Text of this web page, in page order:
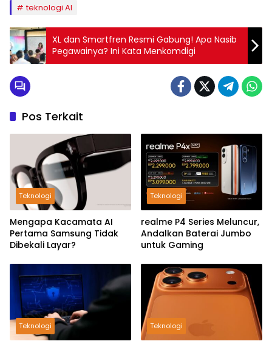
teknologi AI
XL dan Smartfren Resmi Gabung! Apa Nasib
Pegawainya? Ini Kata Menkomdigi
Pos Terkait
Teknologi
Mengapa Kacamata AI
Pertama Samsung Tidak
Dibekali Layar?
Teknologi
realme P4 Series Meluncur,
Andalkan Baterai Jumbo
untuk Gaming
Teknologi Teknologi